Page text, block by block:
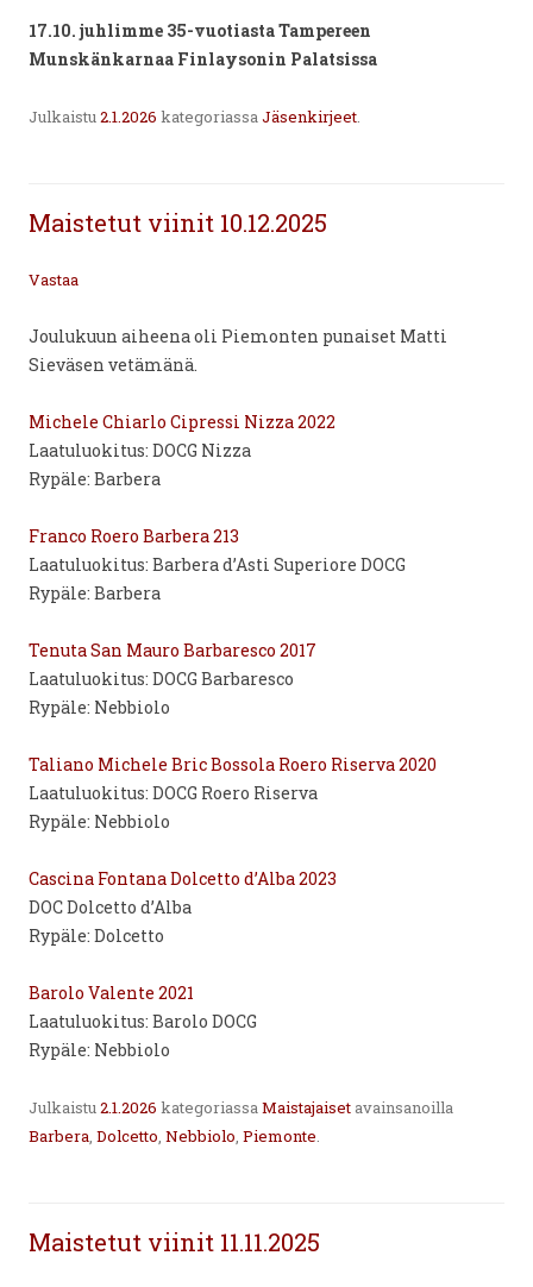
17.10. juhlimme 35-vuotiasta Tampereen
Munskänkarnaa Finlaysonin Palatsissa
Julkaistu2.1.2026 kategoriassaJäsenkirjeet.
Maistetut viinit 10.12.2025
Vastaa
Joulukuun aiheena oli Piemonten punaiset Matti
Sieväsen vetämänä.
Michele Chiarlo Cipressi Nizza 2022
Laatuluokitus: DOCG Nizza
Rypäle: Barbera
Franco Roero Barbera 213
Laatuluokitus: Barbera d’Asti Superiore DOCG
Rypäle: Barbera
Tenuta San Mauro Barbaresco 2017
Laatuluokitus: DOCG Barbaresco
Rypäle: Nebbiolo
Taliano Michele Bric Bossola Roero Riserva 2020
Laatuluokitus: DOCG Roero Riserva
Rypäle: Nebbiolo
Cascina Fontana Dolcetto d’Alba 2023
DOC Dolcetto d’Alba
Rypäle: Dolcetto
Barolo Valente 2021
Laatuluokitus: Barolo DOCG
Rypäle: Nebbiolo
Julkaistu2.1.2026 kategoriassaMaistajaiset avainsanoilla
Barbera, Dolcetto, Nebbiolo, Piemonte.
Maistetut viinit 11.11.2025